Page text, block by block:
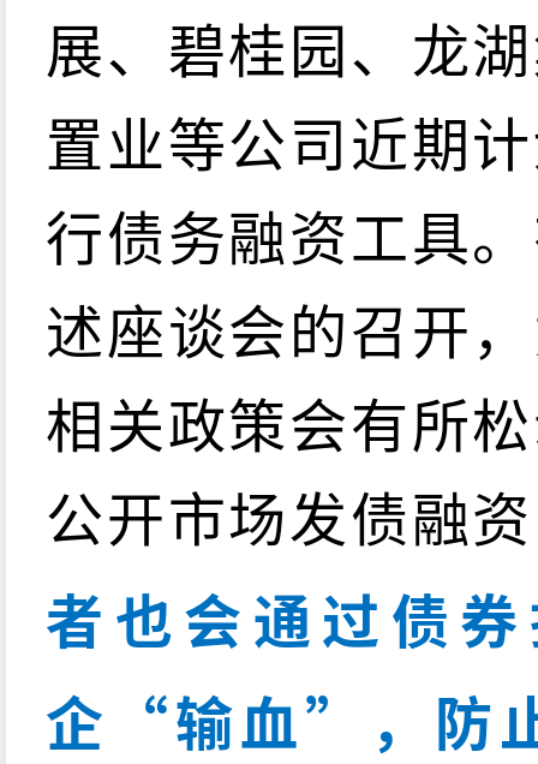
展、碧桂园、龙
置业等公司近期
行债务融资工具
述座谈会的召开
相关政策会有所
公开市场发债融
者也会通过债
企“输血”，防